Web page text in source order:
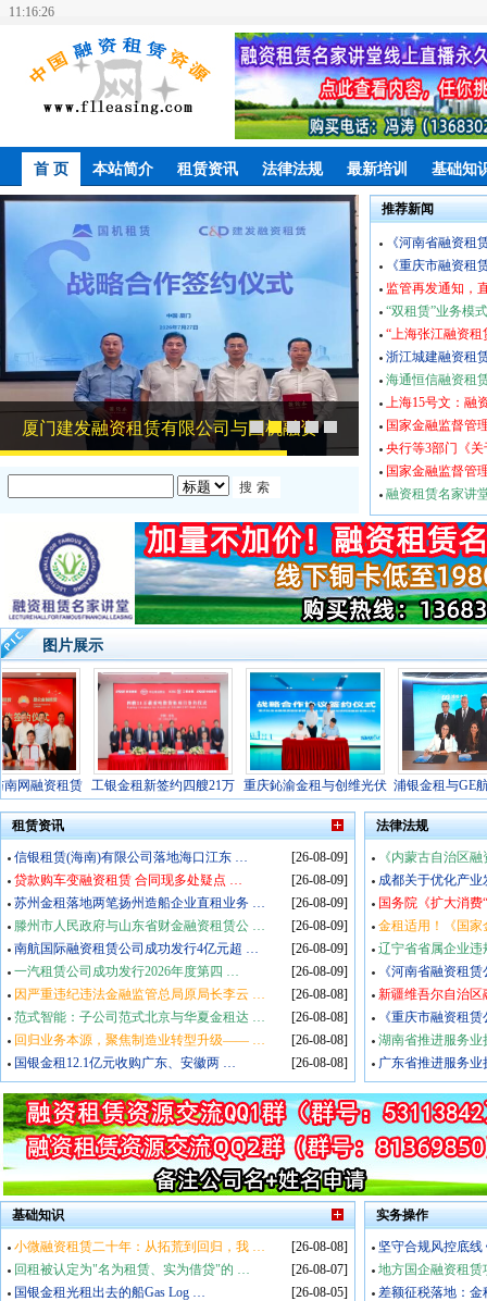
11:16:27
首 页 本站简介 租赁资讯 法律法规 最新培训 基础知
厦门建发融资租赁有限公司与国机融资 昆仑金租与
合
工银金租新
重庆鈊渝金
协
推荐新闻
《河南省融资租
《重庆市融资租
监管再发通知，
“双租赁”业务模
“上海张江融资租
浙江城建融资租
海通恒信融资租
上海15号文：融
国家金融监督管
央行等3部门《
国家金融监督管
融资租赁名家讲
图片展示
融资租赁 工银金租新签约四艘21万
重庆鈊渝金租与创维光伏
签
浦银金租与GE航
租赁资讯
[26-08-09]
信银租赁(海南)有限公司落地海口江东 …
[26-08-09]
贷款购车变融资租赁 合同现多处疑点 …
[26-08-09]
苏州金租落地两笔扬州造船企业直租业务 …
[26-08-09]
滕州市人民政府与山东省财金融资租赁公 …
[26-08-09]
南航国际融资租赁公司成功发行4亿元超 …
[26-08-09]
一汽租赁公司成功发行2026年度第四 …
[26-08-08]
因严重违纪违法金融监管总局原局长李云 …
[26-08-08]
范式智能：子公司范式北京与华夏金租达 …
[26-08-08]
回归业务本源，聚焦制造业转型升级—— …
[26-08-08]
国银金租12.1亿元收购广东、安徽两 …
法律法规
《内蒙古自治区
成都关于优化产
国务院《扩大消费
金租适用！《国
辽宁省省属企业
《河南省融资租
新疆维吾尔自治
《重庆市融资租
湖南省推进服务业
广东省推进服务
基础知识
[26-08-08]
小微融资租赁二十年：从拓荒到回归，我 …
[26-08-07]
回租被认定为"名为租赁、实为借贷"的 …
[26-08-05]
国银金租光租出去的船Gas Log …
实务操作
坚守合规风控底
地方国企融资租赁
差额征税落地：